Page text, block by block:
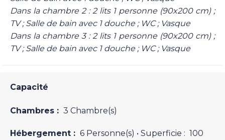
Dans la chambre 2 : 2 lits 1 personne (90x200 cm) ;
TV ; Salle de bain avec 1 douche ; WC ; Vasque
Dans la chambre 3 : 2 lits 1 personne (90x200 cm) ;
TV ; Salle de bain avec 1 douche ; WC ; Vasque
Capacité
Chambres : 3 Chambre(s)
Hébergement : 6 Personne(s) • Superficie : 100